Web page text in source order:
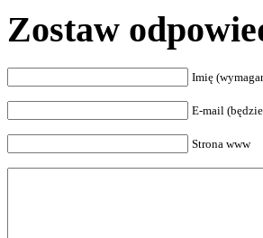
Zostaw
Imię
E-mail
Strona www